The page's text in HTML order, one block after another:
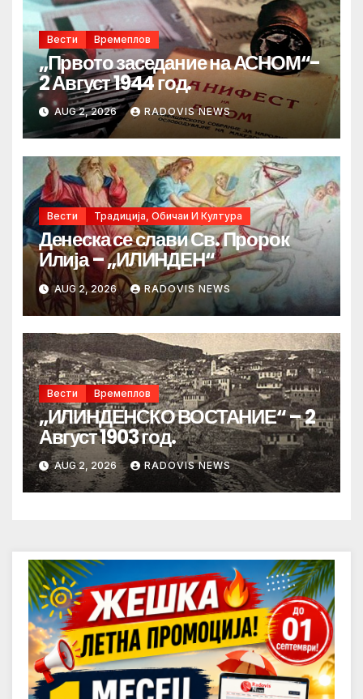
Вести Времеплов
„Првото заседание на АСНОМ“-
2 Август 1944 год.
AUG 2, 2026 RADOVIS NEWS
Вести Традиција, Обичаи И Култура
Денеска се слави Св. Пророк
Илија – „ИЛИНДЕН“
AUG 2, 2026 RADOVIS NEWS
Вести Времеплов
„ИЛИНДЕНСКО ВОСТАНИЕ“ – 2
Август 1903 год.
AUG 2, 2026 RADOVIS NEWS